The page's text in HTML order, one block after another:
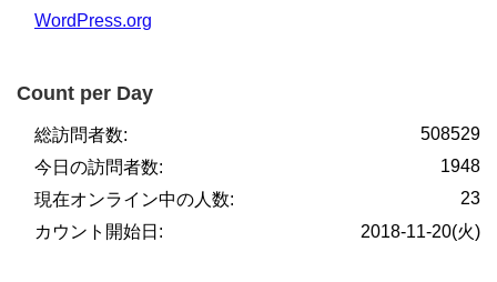
WordPress.org
Count per Day
508529
総訪問者数:
1948
今日の訪問者数:
23
現在オンライン中の人数:
2018-11-20(火)
カウント開始日: